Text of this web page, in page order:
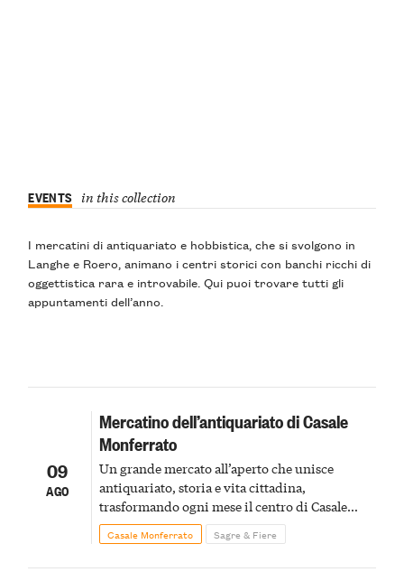
EVENTS in this collection
I mercatini di antiquariato e hobbistica, che si svolgono in
Langhe e Roero, animano i centri storici con banchi ricchi di
oggettistica rara e introvabile. Qui puoi trovare tutti gli
appuntamenti dell’anno.
09
AGO
Mercatino dell’antiquariato di Casale
Monferrato
Un grande mercato all’aperto che unisce
antiquariato, storia e vita cittadina,
trasformando ogni mese il centro di Casale
Monferrato in un luogo di scoperta e racconto
Casale Monferrato Sagre & Fiere